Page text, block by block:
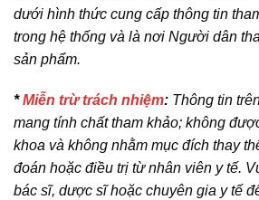
dưới hình thức cung cấp thông tin
trong hệ thống và là nơi Người dân
sản phẩm.
*Miễn trừ trách nhiệm: Thông tin
mang tính chất tham khảo; không
khoa và không nhằm mục đích thay
đoán hoặc điều trị từ nhân viên y tế.
bác sĩ, dược sĩ hoặc chuyên gia y tế